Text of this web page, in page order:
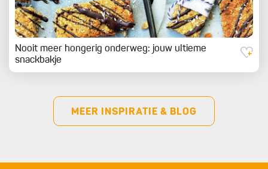
Nooit meer hongerig onderweg: jouw ultieme
snackbakje
MEER INSPIRATIE & BLOG